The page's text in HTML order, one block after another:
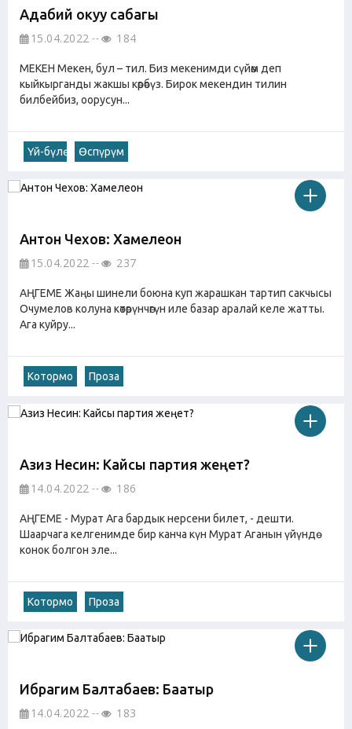
Адабий окуу сабагы
15.04.2022 184
МЕКЕН Мекен, бул – тил. Биз мекенимди сүйөм деп
кыйкырганды жакшы көрөбүз. Бирок мекендин тилин
билбейбиз, оорусун...
Үй-бүлө Өспүрүм
Антон Чехов: Хамелеон
15.04.2022 237
АҢГЕМЕ Жаңы шинели боюна куп жарашкан тартип сакчысы
Очумелов колуна көтөрүнчөгүн иле базар аралай келе жатты.
Ага куйру...
Котормо Проза
Азиз Несин: Кайсы партия жеңет?
14.04.2022 186
АҢГЕМЕ - Мурат Ага бардык нерсени билет, - дешти.
Шаарчага келгенимде бир канча күн Мурат Аганын үйүндө
конок болгон эле...
Котормо Проза
Ибрагим Балтабаев: Баатыр
14.04.2022 183